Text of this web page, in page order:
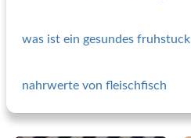
was ist ein gesundes fruhstuck
nahrwerte von fleischfisch